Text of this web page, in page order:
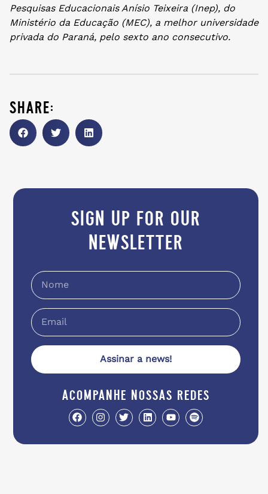
Pesquisas Educacionais Anísio Teixeira (Inep), do
Ministério da Educação (MEC), a melhor universidade
privada do Paraná, pelo sexto ano consecutivo.
share:
sign up for our
newsletter
Assinar a news!
acompanhe nossas redes